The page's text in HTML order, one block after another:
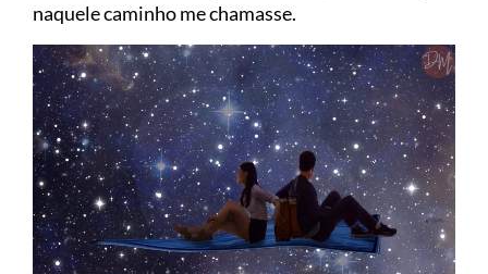
naquele caminho me chamasse.